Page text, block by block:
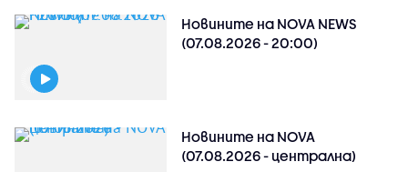
Новините на NOVA NEWS
(07.08.2026 - 20:00)
Новините на NOVA
(07.08.2026 - централна)